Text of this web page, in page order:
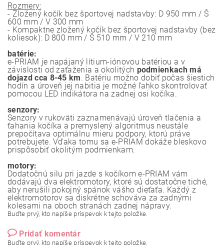
Rozmery:
- Zložený kočík bez športovej nadstavby: D 950 mm / Š
600 mm / V 300 mm
- Kompaktne zložený kočík bez športovej nadstavby (bez
koliesok): D 800 mm / Š 510 mm / V 210 mm
batérie:
e-PRIAM je napájaný lítium-iónovou batériou a v
závislosti od zaťaženia a okolitých podmienkach má
dojazd cca 8-45 km. Batériu možno dobiť počas šiestich
hodín a úroveň jej nabitia je možné ľahko skontrolovať
pomocou LED indikátora na zadnej osi kočíka.
senzory:
Senzory v rukoväti zaznamenávajú úroveň tlačenia a
ťahania kočíka a premyslený algoritmus neustále
prepočítava optimálnu mieru podpory, ktorú práve
potrebujete. Vďaka tomu sa e-PRIAM dokáže bleskovo
prispôsobiť okolitým podmienkam.
motory:
Dodatočnú silu pri jazde s kočíkom e-PRIAM vám
dodávajú dva elektromotory, ktoré sú dostatočne tiché,
aby nerušili pokojný spánok vášho dieťaťa. Každý z
elektromotorov sa diskrétne schováva za zadnými
kolesami na oboch stranách zadnej nápravy.
Buďte prvý, kto napíše príspevok k tejto položke.
Pridať komentár
Buďte prvý, kto napíše príspevok k tejto položke.